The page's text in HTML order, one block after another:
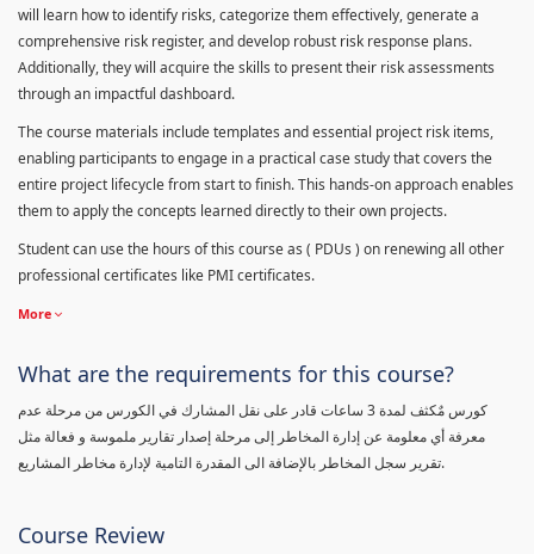
will learn how to identify risks, categorize them effectively, generate a
comprehensive risk register, and develop robust risk response plans.
Additionally, they will acquire the skills to present their risk assessments
through an impactful dashboard.
The course materials include templates and essential project risk items,
enabling participants to engage in a practical case study that covers the
entire project lifecycle from start to finish. This hands-on approach enables
them to apply the concepts learned directly to their own projects.
Student can use the hours of this course as ( PDUs ) on renewing all other
professional certificates like PMI certificates.
More
What are the requirements for this course?
كورس مٌكثف لمدة 3 ساعات قادر على نقل المشارك في الكورس من مرحلة عدم
معرفة أي معلومة عن إدارة المخاطر إلى مرحلة إصدار تقارير ملموسة و فعالة مثل
تقرير سجل المخاطر بالإضافة الى المقدرة التامية لإدارة مخاطر المشاريع.
Course Review